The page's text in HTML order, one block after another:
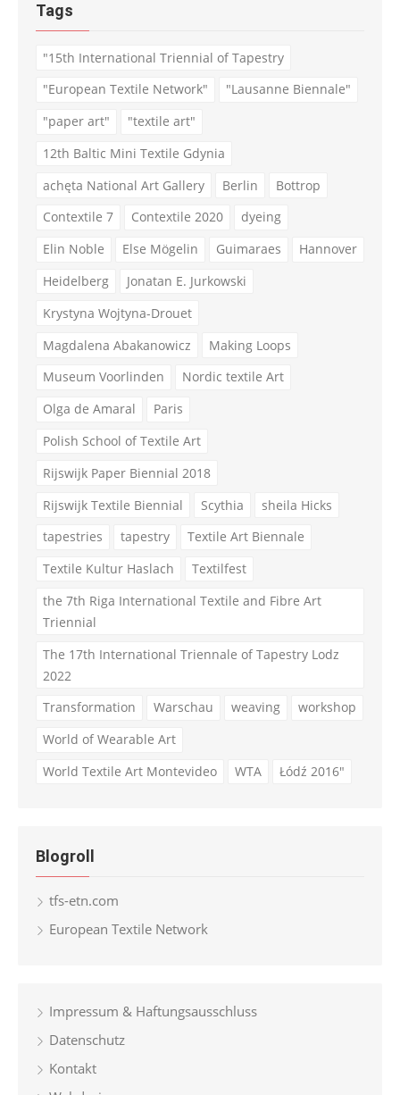
Tags
"15th International Triennial of Tapestry
"European Textile Network"
"Lausanne Biennale"
"paper art"
"textile art"
12th Baltic Mini Textile Gdynia
achęta National Art Gallery
Berlin
Bottrop
Contextile 7
Contextile 2020
dyeing
Elin Noble
Else Mögelin Guimaraes
Hannover
Heidelberg
Jonatan E. Jurkowski
Krystyna Wojtyna-Drouet
Magdalena Abakanowicz
Making Loops
Museum Voorlinden
Nordic textile Art
Olga de Amaral
Paris
Polish School of Textile Art
Rijswijk Paper Biennial 2018
Rijswijk Textile Biennial
Scythia
sheila Hicks
tapestries
tapestry
Textile Art Biennale
Textile Kultur Haslach
Textilfest
the 7th Riga International Textile and Fibre Art
Triennial
The 17th International Triennale of Tapestry Lodz
2022
Transformation
Warschau weaving
workshop
World of Wearable Art
World Textile Art Montevideo
WTA Łódź 2016"
Blogroll
tfs-etn.com
European Textile Network
Impressum & Haftungsausschluss
Datenschutz
Kontakt